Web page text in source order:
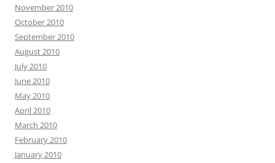
November 2010
October 2010
September 2010
August 2010
July 2010
June 2010
May 2010
April 2010
March 2010
February 2010
January 2010